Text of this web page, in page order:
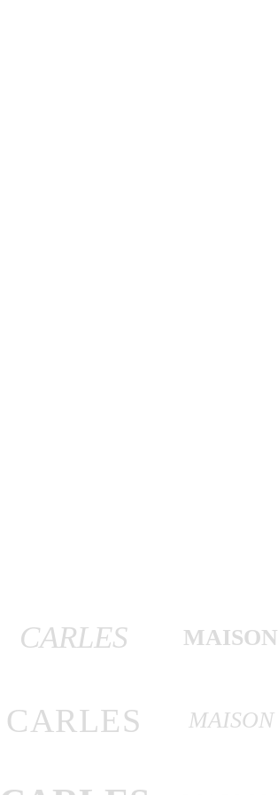
CARLES MAISON
CARLES MAISON